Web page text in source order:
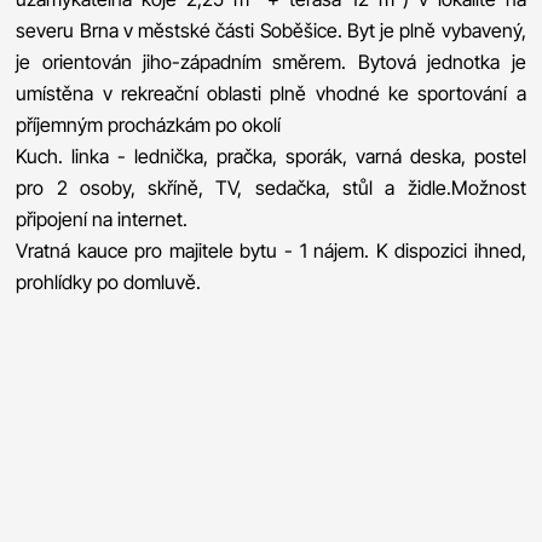
severu Brna v městské části Soběšice. Byt je plně vybavený,
je orientován jiho-západním směrem. Bytová jednotka je
umístěna v rekreační oblasti plně vhodné ke sportování a
příjemným procházkám po okolí
Kuch. linka - lednička, pračka, sporák, varná deska, postel
pro 2 osoby, skříně, TV, sedačka, stůl a židle.Možnost
připojení na internet.
Vratná kauce pro majitele bytu - 1 nájem. K dispozici ihned,
prohlídky po domluvě.